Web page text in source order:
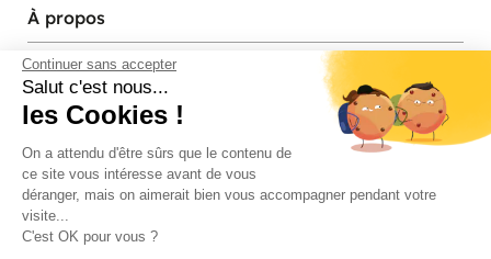
Continuer sans accepter
Salut c'est nous...
les Cookies !
On a attendu d'être sûrs que le contenu de
ce site vous intéresse avant de vous
déranger, mais on aimerait bien vous accompagner pendant votre
visite...
C'est OK pour vous ?
À propos
Services et contact
Magasins et Showrooms
Modes de paiement acceptés